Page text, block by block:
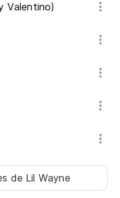
Valentino)
de Lil Wayne